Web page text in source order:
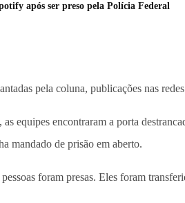
após ser preso pela Polícia Federal
pela coluna, publicações nas
equipes encontraram a porta
mandado de prisão em aberto.
foram presas. Eles foram